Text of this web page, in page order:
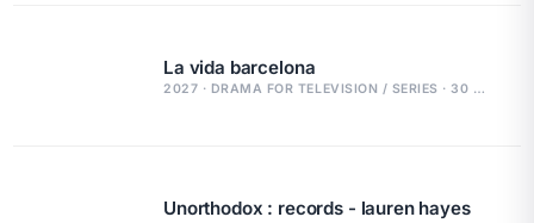
La vida barcelona
2027 · DRAMA FOR TELEVISION / SERIES · 30 MIN
Unorthodox : records - lauren hayes